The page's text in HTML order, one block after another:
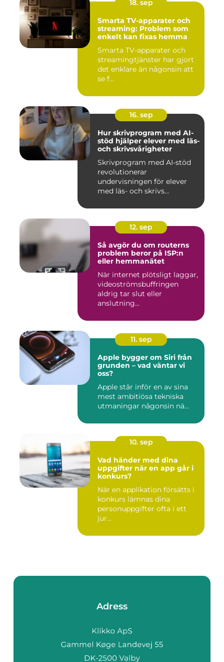
18. sep
Smarta TV-apparater och
streaming: Problem som
enkelt kan fixas hemma
Smarta TV-apparater och
streamingtjänster har gjort
det enklare än någonsin att
se f...
16. sep
Hur skrivprogram med AI-
stöd hjälper elever med läs-
och skrivsvårigheter
Skrivprogram med AI-stöd
revolutionerar
undervisningen för elever
med läs- och skrivs...
12. sep
Så avgör du om routerns
problem beror på ISP:n
eller hemmanätet
När internet plötsligt laggar,
videoströmsbuffringen
aldrig tar slut eller
anslutning...
11. sep
Apple bygger om Siri från
grunden – vad väntar vi
oss?
Apple står inför en av sina
mest ambitiösa tekniska
utmaningar någonsin nä...
10. sep
Vad händer med dina
uppgifter när en app går i
konkurs?
När en applikation försätts i
konkurs lämnas dina
personuppgifter ofta i ett
jur...
Adress